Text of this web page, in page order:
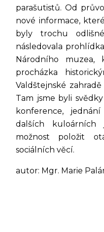
parašutistů. Od
nové informace,
byly trochu
následovala
Národního muzea,
procházka
Valdštejnské
Tam jsme byli
konference,
dalších
možnost položit
sociálních věcí.
autor: Mgr. Marie